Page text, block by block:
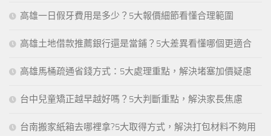
高雄一日假牙費用是多少？5大報價細節看懂合理範圍
高雄土地借款推薦銀行還是當鋪？5大差異看懂哪個更適合
高雄馬桶疏通省錢方式：5大處理重點，解決堵塞加價疑慮
台中兒童矯正越早越好嗎？5大判斷重點，解決家長焦慮
台南搬家紙箱去哪裡拿?5大取得方式，解決打包材料不夠用